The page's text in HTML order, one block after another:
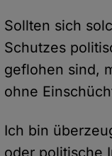
Sollten sich
Schutzes
geflohen sind,
ohne
Ich bin
oder politische